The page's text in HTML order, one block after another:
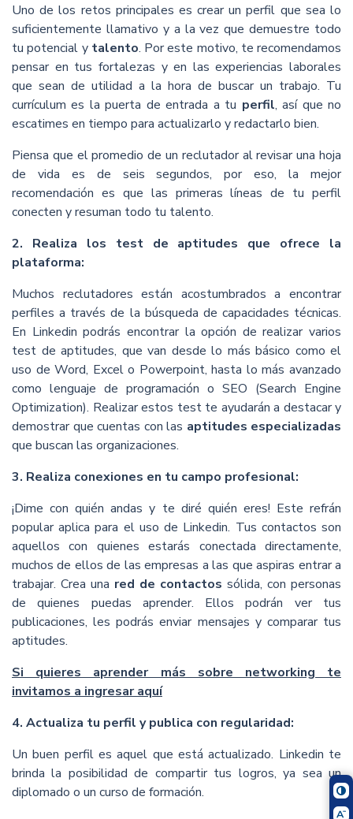
Uno de los retos principales es crear un perfil que sea lo
suficientemente llamativo y a la vez que demuestre todo
tu potencial y talento. Por este motivo, te recomendamos
pensar en tus fortalezas y en las experiencias laborales
que sean de utilidad a la hora de buscar un trabajo. Tu
currículum es la puerta de entrada a tu perfil, así que no
escatimes en tiempo para actualizarlo y redactarlo bien.
Piensa que el promedio de un reclutador al revisar una hoja
de vida es de seis segundos, por eso, la mejor
recomendación es que las primeras líneas de tu perfil
conecten y resuman todo tu talento.
2. Realiza los test de aptitudes que ofrece la
plataforma:
Muchos reclutadores están acostumbrados a encontrar
perfiles a través de la búsqueda de capacidades técnicas.
En Linkedin podrás encontrar la opción de realizar varios
test de aptitudes, que van desde lo más básico como el
uso de Word, Excel o Powerpoint, hasta lo más avanzado
como lenguaje de programación o SEO (Search Engine
Optimization). Realizar estos test te ayudarán a destacar y
demostrar que cuentas con las aptitudes especializadas
que buscan las organizaciones.
3. Realiza conexiones en tu campo profesional:
¡Dime con quién andas y te diré quién eres! Este refrán
popular aplica para el uso de Linkedin. Tus contactos son
aquellos con quienes estarás conectada directamente,
muchos de ellos de las empresas a las que aspiras entrar a
trabajar. Crea una red de contactos sólida, con personas
de quienes puedas aprender. Ellos podrán ver tus
publicaciones, les podrás enviar mensajes y comparar tus
aptitudes.
Si quieres aprender más sobre networking te
invitamos a ingresar aquí
4. Actualiza tu perfil y publica con regularidad:
Un buen perfil es aquel que está actualizado. Linkedin te
brinda la posibilidad de compartir tus logros, ya sea un
diplomado o un curso de formación.